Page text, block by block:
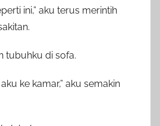
ini,” aku terus merintih
tubuhku di sofa.
ke kamar,” aku semakin